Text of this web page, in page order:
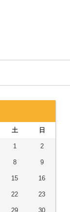
土 日
1 2
8 9
15 16
22 23
29 30